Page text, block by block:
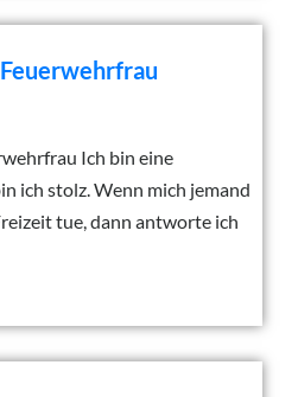
Ich bin eine
ich stolz. Wenn mich jemand
tue, dann antworte ich